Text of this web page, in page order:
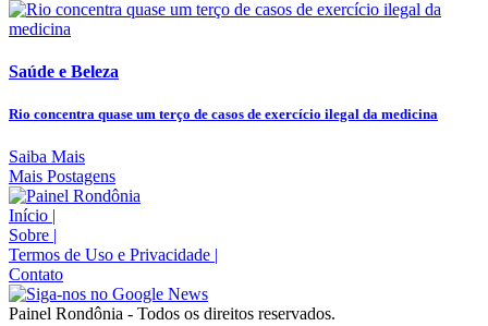
Saúde e Beleza
Rio concentra quase um terço de casos de exercício ilegal da medicina
Saiba Mais
Mais Postagens
Início |
Sobre |
Termos de Uso e Privacidade |
Contato
Painel Rondônia - Todos os direitos reservados.